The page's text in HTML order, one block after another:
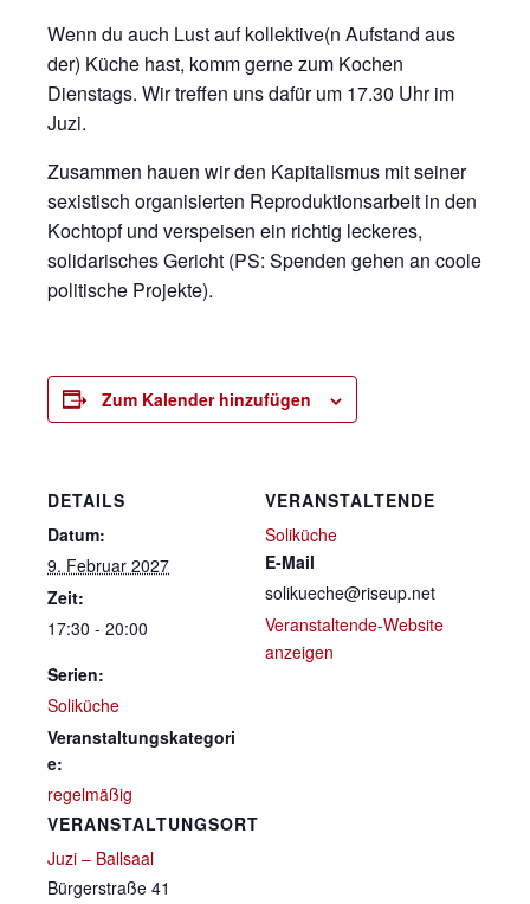
Wenn du auch Lust auf kollektive(n Aufstand aus
der) Küche hast, komm gerne zum Kochen
Dienstags. Wir treffen uns dafür um 17.30 Uhr im
Juzi.
Zusammen hauen wir den Kapitalismus mit seiner
sexistisch organisierten Reproduktionsarbeit in den
Kochtopf und verspeisen ein richtig leckeres,
solidarisches Gericht (PS: Spenden gehen an coole
politische Projekte).
Zum Kalender hinzufügen
DETAILS
Datum:
9. Februar 2027
Zeit:
17:30 - 20:00
Serien:
Soliküche
Veranstaltungskategori
e:
regelmäßig
VERANSTALTUNGSORT
Juzi – Ballsaal
Bürgerstraße 41
VERANSTALTENDE
Soliküche
E-Mail
solikueche@riseup.net
Veranstaltende-Website
anzeigen